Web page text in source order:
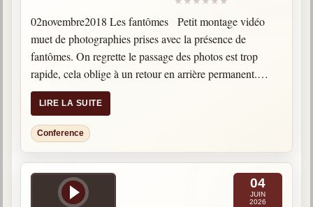
02novembre2018 Les fantômes Petit montage vidéo
muet de photographies prises avec la présence de
fantômes. On regrette le passage des photos est trop
rapide, cela oblige à un retour en arrière permanent.
Categories: Esprits
LIRE LA SUITE
Conference
04
JUIN
2026